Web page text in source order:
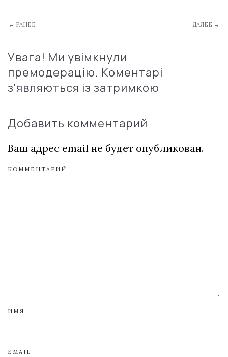
← РАНЕЕ ДАЛЕЕ →
Увага! Ми увімкнули
премодерацію. Коментарі
з'являються із затримкою
Добавить комментарий
Ваш адрес email не будет опубликован.
КОММЕНТАРИЙ
ИМЯ
EMAIL